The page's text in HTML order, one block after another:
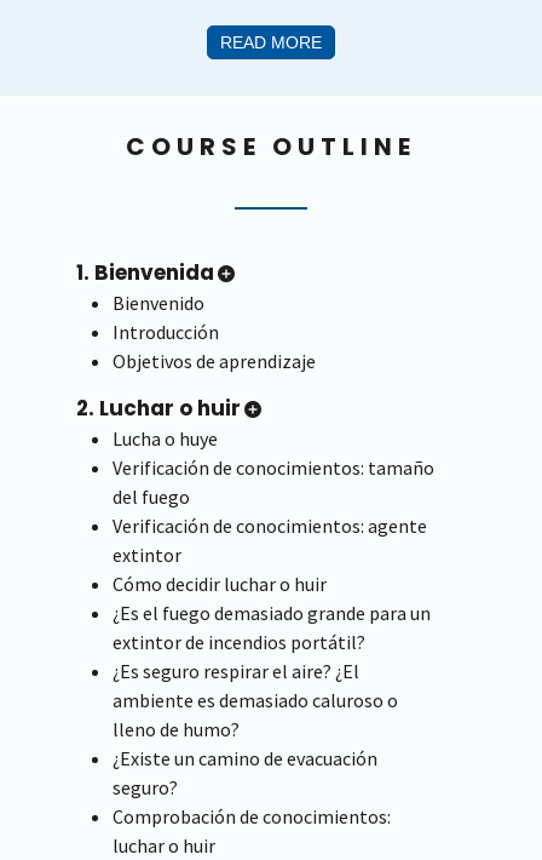
READ MORE
COURSE OUTLINE
1. Bienvenida
Bienvenido
Introducción
Objetivos de aprendizaje
2. Luchar o huir
Lucha o huye
Verificación de conocimientos: tamaño
del fuego
Verificación de conocimientos: agente
extintor
Cómo decidir luchar o huir
¿Es el fuego demasiado grande para un
extintor de incendios portátil?
¿Es seguro respirar el aire? ¿El
ambiente es demasiado caluroso o
lleno de humo?
¿Existe un camino de evacuación
seguro?
Comprobación de conocimientos:
luchar o huir